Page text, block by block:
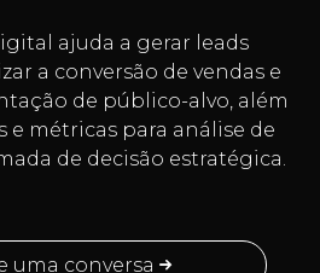
ajuda a gerar leads
a conversão de vendas e
de público-alvo, além
e métricas para análise de
de decisão estratégica.
uma conversa